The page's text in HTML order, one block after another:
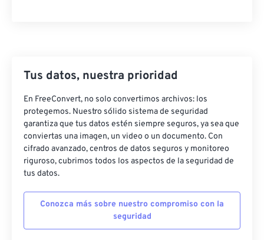
Tus datos, nuestra prioridad
En FreeConvert, no solo convertimos archivos: los
protegemos. Nuestro sólido sistema de seguridad
garantiza que tus datos estén siempre seguros, ya sea que
conviertas una imagen, un video o un documento. Con
cifrado avanzado, centros de datos seguros y monitoreo
riguroso, cubrimos todos los aspectos de la seguridad de
tus datos.
Conozca más sobre nuestro compromiso con la
seguridad